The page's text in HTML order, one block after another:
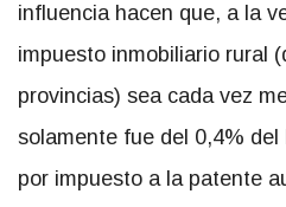
influencia hacen que, a la
impuesto inmobiliario rural
provincias) sea cada vez
solamente fue del 0,4% del
por impuesto a la patente